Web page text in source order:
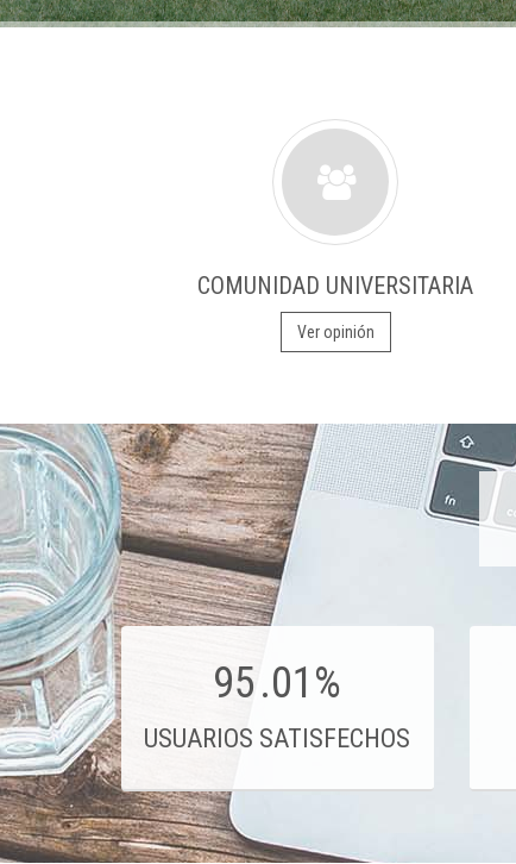
COMUNIDAD UNIVERSITARIA
Ver opinión
95.01%
USUARIOS SATISFECHOS